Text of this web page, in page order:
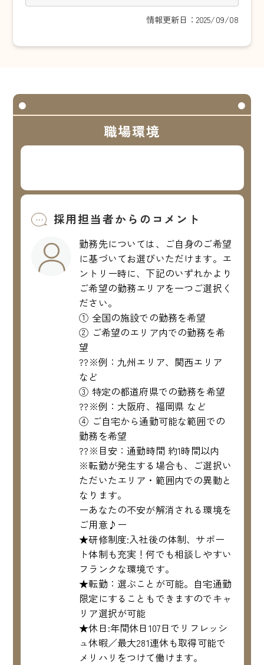
情報更新日：2025/09/08
職場環境
採用担当者からのコメント
勤務先については、ご自身のご希望
に基づいてお選びいただけます。エ
ントリー時に、下記のいずれかより
ご希望の勤務エリアを一つご選択く
ださい。
① 全国の施設での勤務を希望
② ご希望のエリア内での勤務を希
望
??※例：九州エリア、関西エリア
など
③ 特定の都道府県での勤務を希望
??※例：大阪府、福岡県 など
④ ご自宅から通勤可能な範囲での
勤務を希望
??※目安：通勤時間 約1時間以内
※転勤が発生する場合も、ご選択い
ただいたエリア・範囲内での異動と
なります。
ーあなたの不安が解消される環境を
ご用意♪ー
★研修制度:入社後の体制、サポー
ト体制も充実！何でも相談しやすい
フランクな環境です。
★転勤：選ぶことが可能。自宅通勤
限定にすることもできますのでキャ
リア選択が可能
★休日:年間休日107日でリフレッシ
ュ休暇／最大281連休も取得可能で
メリハリをつけて働けます。